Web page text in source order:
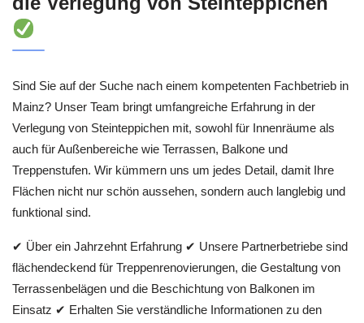
Sind Sie auf der Suche nach einem kompetenten Fachbetrieb in
Mainz? Unser Team bringt umfangreiche Erfahrung in der
Verlegung von Steinteppichen mit, sowohl für Innenräume als
auch für Außenbereiche wie Terrassen, Balkone und
Treppenstufen. Wir kümmern uns um jedes Detail, damit Ihre
Flächen nicht nur schön aussehen, sondern auch langlebig und
funktional sind.
✔ Über ein Jahrzehnt Erfahrung ✔ Unsere Partnerbetriebe sind
flächendeckend für Treppenrenovierungen, die Gestaltung von
Terrassenbelägen und die Beschichtung von Balkonen im
Einsatz ✔ Erhalten Sie verständliche Informationen zu den